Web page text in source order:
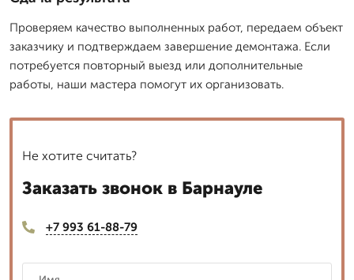
Проверяем качество выполненных работ, передаем объект
заказчику и подтверждаем завершение демонтажа. Если
потребуется повторный выезд или дополнительные
работы, наши мастера помогут их организовать.
Не хотите считать?
Заказать звонок в Барнауле
+7 993 61-88-79